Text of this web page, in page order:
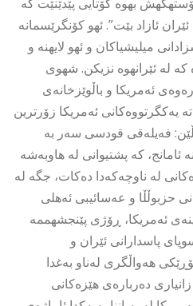
ئازاد بێت”. ئهو كۆنگرێسمانه
میلیشیاكان و ئهو لایهنه و
له ئێرانهوه نزیكن. شهوی
ئەمریکا و باڵوێزخانەی
یەکگرتووەکانی ئەمریکا زۆرترین
فەیلەقی قودسی سەر بە
ئامانج، کە پشتیوانی لە هاوبەشە
لە ناوچەکەدا دەکات، جگە لە
حزبوڵڵا و عەسائیبی ئەهلی
ئەمریکا، ڕۆژی پێنجشهممه
سوپای پاسدارانی ئێران و
هەواڵگری لەناو بەغدا
دەربارەی هێزەکانی